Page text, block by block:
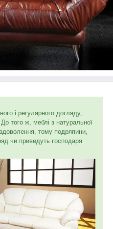
і регулярного догляду,
того ж, меблі з натуральної
тому подряпини,
чи приведуть господаря